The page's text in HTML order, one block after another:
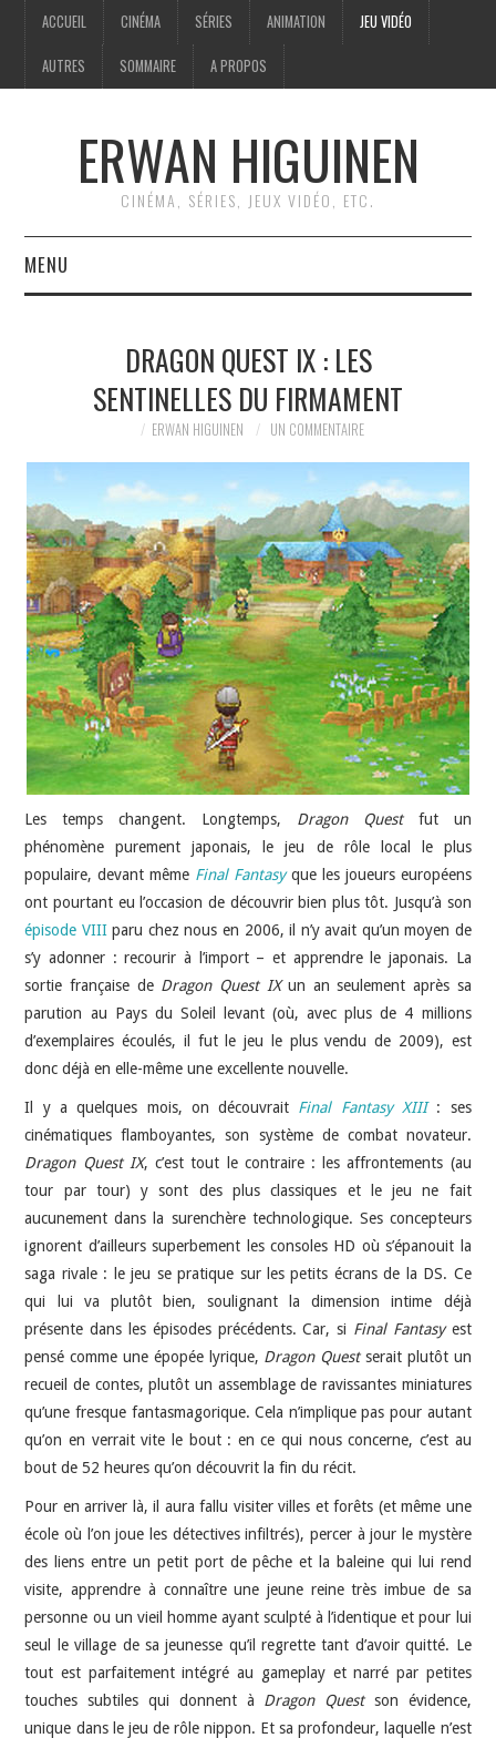
ACCUEIL CINÉMA SÉRIES ANIMATION JEU VIDÉO
AUTRES SOMMAIRE A PROPOS
ERWAN HIGUINEN
CINÉMA, SÉRIES, JEUX VIDÉO, ETC.
MENU
ANIMATION
JEU VIDÉO
AUTRES
SOMMAIRE
A PROPOS
DRAGON QUEST IX : LES
SENTINELLES DU FIRMAMENT
ERWAN HIGUINEN UN COMMENTAIRE
Les temps changent. Longtemps, Dragon Questfut un
phénomène purement japonais, le jeu de rôle local le plus
populaire, devant même Final Fantasyque les joueurs européens
ont pourtant eu l’occasion de découvrir bien plus tôt. Jusqu’à son
épisode VIIIparu chez nous en 2006, il n’y avait qu’un moyen de
s’y adonner : recourir à l’import – et apprendre le japonais. La
sortie française de Dragon Quest IXun an seulement après sa
parution au Pays du Soleil levant (où, avec plus de 4 millions
d’exemplaires écoulés, il fut le jeu le plus vendu de 2009), est
donc déjà en elle-même une excellente nouvelle.
Il y a quelques mois, on découvrait Final Fantasy XIII: ses
cinématiques flamboyantes, son système de combat novateur.
Dragon Quest IX, c’est tout le contraire : les affrontements (au
tour par tour) y sont des plus classiques et le jeu ne fait
aucunement dans la surenchère technologique. Ses concepteurs
ignorent d’ailleurs superbement les consoles HD où s’épanouit la
saga rivale : le jeu se pratique sur les petits écrans de la DS. Ce
qui lui va plutôt bien, soulignant la dimension intime déjà
présente dans les épisodes précédents. Car, si Final Fantasyest
pensé comme une épopée lyrique, Dragon Questserait plutôt un
recueil de contes, plutôt un assemblage de ravissantes miniatures
qu’une fresque fantasmagorique. Cela n’implique pas pour autant
qu’on en verrait vite le bout : en ce qui nous concerne, c’est au
bout de 52 heures qu’on découvrit la fin du récit.
Pour en arriver là, il aura fallu visiter villes et forêts (et même une
école où l’on joue les détectives infiltrés), percer à jour le mystère
des liens entre un petit port de pêche et la baleine qui lui rend
visite, apprendre à connaître une jeune reine très imbue de sa
personne ou un vieil homme ayant sculpté à l’identique et pour lui
seul le village de sa jeunesse qu’il regrette tant d’avoir quitté. Le
tout est parfaitement intégré au gameplay et narré par petites
touches subtiles qui donnent à Dragon Questson évidence,
unique dans le jeu de rôle nippon. Et sa profondeur, laquelle n’est